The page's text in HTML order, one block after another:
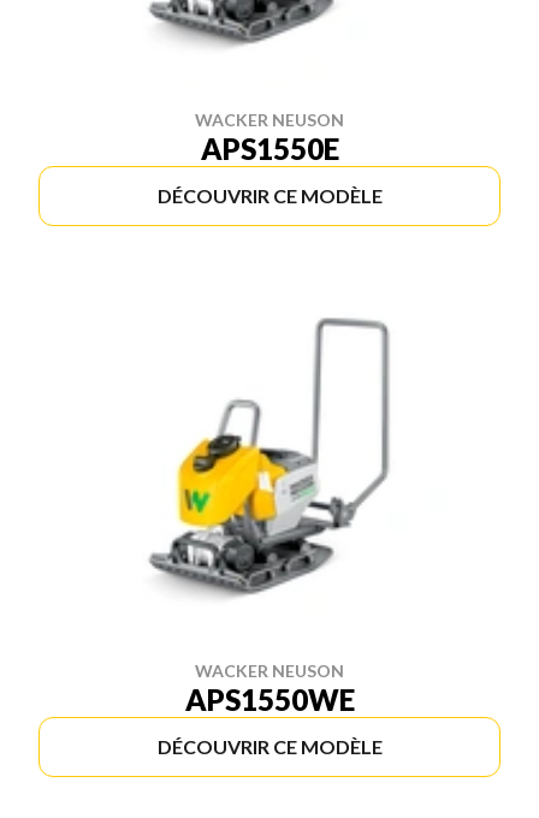
WACKER NEUSON
APS1550E
DÉCOUVRIR CE MODÈLE
WACKER NEUSON
APS1550WE
DÉCOUVRIR CE MODÈLE